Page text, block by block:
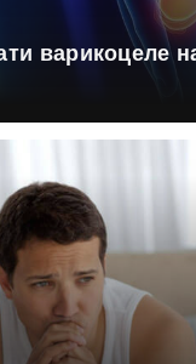
варикоцеле